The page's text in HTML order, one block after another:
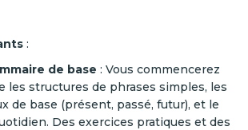
:
de base : Vous commencerez
les structures de phrases simples, les
de base (présent, passé, futur), et le
Des exercices pratiques et des